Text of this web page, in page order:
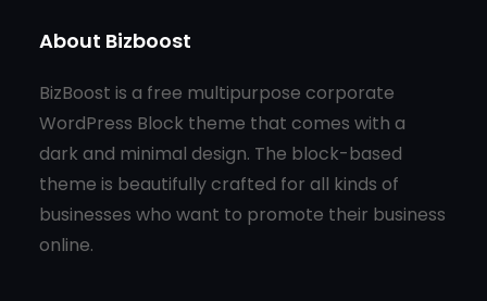
About Bizboost
BizBoost is a free multipurpose corporate
WordPress Block theme that comes with a
dark and minimal design. The block-based
theme is beautifully crafted for all kinds of
businesses who want to promote their business
online.